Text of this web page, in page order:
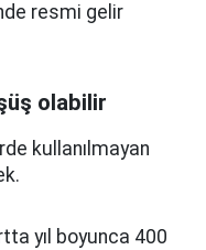
resmi gelir
olabilir
kullanılmayan
yıl boyunca 400